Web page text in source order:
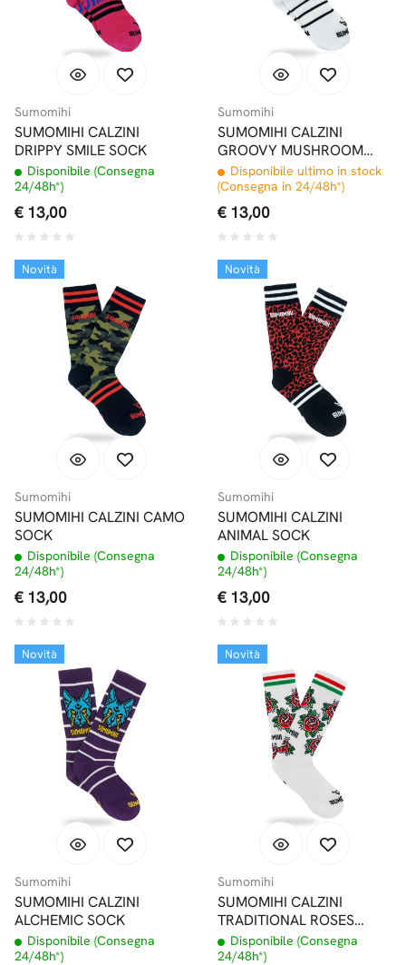
Sumomihi
SUMOMIHI CALZINI
DRIPPY SMILE SOCK
Disponibile (Consegna
24/48h*)
€ 13,00
Sumomihi
SUMOMIHI CALZINI
GROOVY MUSHROOM
SOCK
Disponibile ultimo in stock
(Consegna in 24/48h*)
€ 13,00
Novità
Sumomihi
SUMOMIHI CALZINI CAMO
SOCK
Disponibile (Consegna
24/48h*)
€ 13,00
Novità
Sumomihi
SUMOMIHI CALZINI
ANIMAL SOCK
Disponibile (Consegna
24/48h*)
€ 13,00
Novità
Sumomihi
SUMOMIHI CALZINI
ALCHEMIC SOCK
Disponibile (Consegna
24/48h*)
Novità
Sumomihi
SUMOMIHI CALZINI
TRADITIONAL ROSES
SOCK
Disponibile (Consegna
24/48h*)